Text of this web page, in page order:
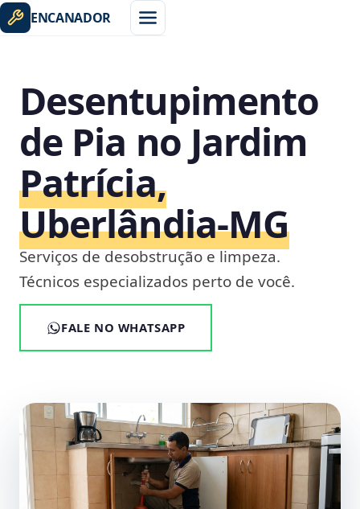
ENCANADOR
Desentupimento
de Pia no Jardim
Patrícia,
Uberlândia‑MG
Serviços de desobstrução e limpeza.
Técnicos especializados perto de você.
FALE NO WHATSAPP